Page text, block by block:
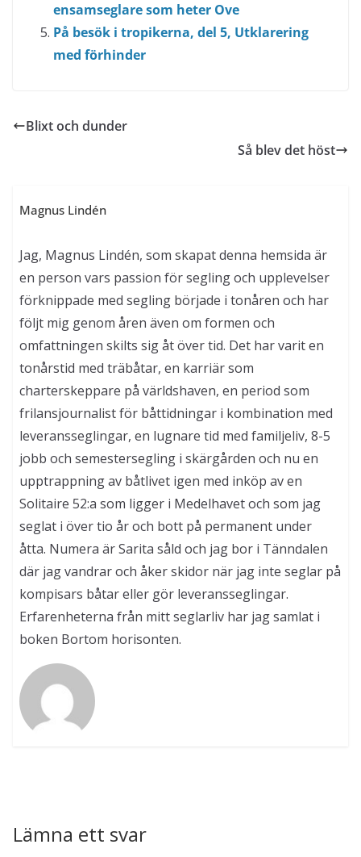
ensamseglare som heter Ove
På besök i tropikerna, del 5, Utklarering
med förhinder
Blixt och dunder
Så blev det höst
Magnus Lindén
Jag, Magnus Lindén, som skapat denna hemsida är
en person vars passion för segling och upplevelser
förknippade med segling började i tonåren och har
följt mig genom åren även om formen och
omfattningen skilts sig åt över tid. Det har varit en
tonårstid med träbåtar, en karriär som
charterskeppare på världshaven, en period som
frilansjournalist för båttidningar i kombination med
leveransseglingar, en lugnare tid med familjeliv, 8-5
jobb och semestersegling i skärgården och nu en
upptrappning av båtlivet igen med inköp av en
Solitaire 52:a som ligger i Medelhavet och som jag
seglat i över tio år och bott på permanent under
åtta. Numera är Sarita såld och jag bor i Tänndalen
där jag vandrar och åker skidor när jag inte seglar på
kompisars båtar eller gör leveransseglingar.
Erfarenheterna från mitt seglarliv har jag samlat i
boken Bortom horisonten.
Lämna ett svar